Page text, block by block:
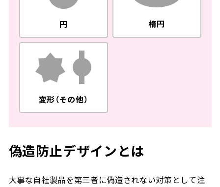
円 楕円
変形（その他）
偽造防止デザインとは
大事な自社製品を第三者に偽造されない対策として注